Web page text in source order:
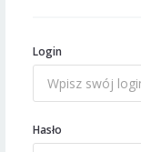
Login
Hasło